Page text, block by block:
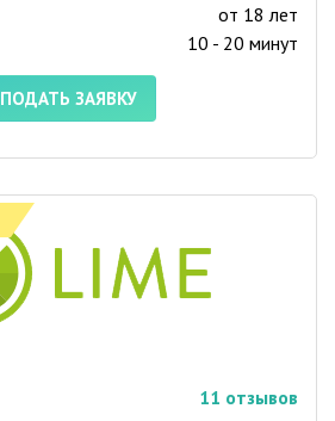
от 18 лет
10 - 20 минут
ПОДАТЬ ЗАЯВКУ
11 отзывов